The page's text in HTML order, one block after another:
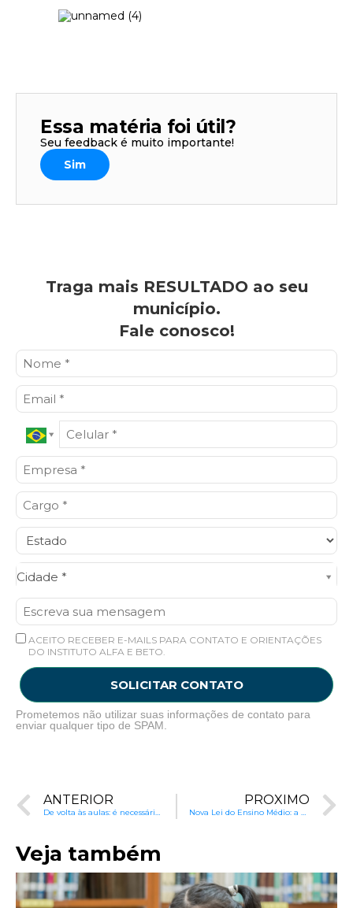
Essa matéria foi útil?
Seu feedback é muito importante!
Sim
Traga mais RESULTADO ao seu
município.
Fale conosco!
Cidade *
Cidade*
ACEITO RECEBER E-MAILS PARA CONTATO E ORIENTAÇÕES
DO INSTITUTO ALFA E BETO.
SOLICITAR CONTATO
Prometemos não utilizar suas informações de contato para
enviar qualquer tipo de SPAM.
ANTERIOR
De volta às aulas: é necessário decorar a tabuada?
PRÓXIMO
Nova Lei do Ensino Médio: a hora da implementação
Veja também